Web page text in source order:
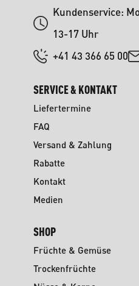
Kundenservice:
13-17 Uhr
+41 43 366 65 00
SERVICE & KONTAKT
Liefertermine
FAQ
Versand & Zahlung
Rabatte
Kontakt
Medien
SHOP
Früchte & Gemüse
Trockenfrüchte